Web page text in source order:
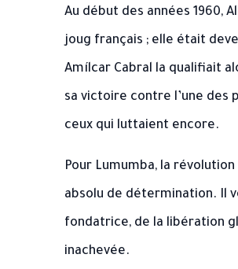
Au début des années 1960,
joug français ; elle était
Amílcar Cabral la qualifiait
sa victoire contre l’une des
ceux qui luttaient encore.
Pour Lumumba, la
absolu de détermination. Il
fondatrice, de la libération
inachevée.